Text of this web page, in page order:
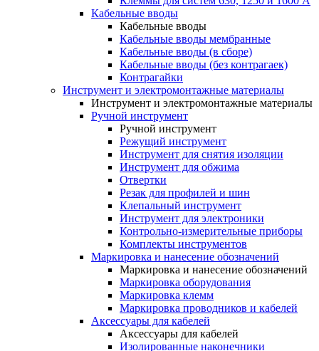
Кабельные вводы
Кабельные вводы
Кабельные вводы мембранные
Кабельные вводы (в сборе)
Кабельные вводы (без контрагаек)
Контрагайки
Инструмент и электромонтажные материалы
Инструмент и электромонтажные материалы
Ручной инструмент
Ручной инструмент
Режущий инструмент
Инструмент для снятия изоляции
Инструмент для обжима
Отвертки
Резак для профилей и шин
Клепальный инструмент
Инструмент для электроники
Контрольно-измерительные приборы
Комплекты инструментов
Маркировка и нанесение обозначений
Маркировка и нанесение обозначений
Маркировка оборудования
Маркировка клемм
Маркировка проводников и кабелей
Аксессуары для кабелей
Аксессуары для кабелей
Изолированные наконечники